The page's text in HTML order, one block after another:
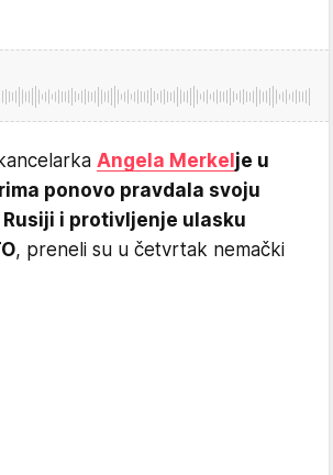
Angela Merkelje u
ponovo pravdala svoju
i protivljenje ulasku
, preneli su u četvrtak nemački